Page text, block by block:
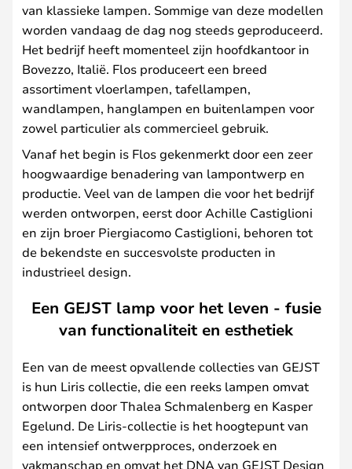
van klassieke lampen. Sommige van deze modellen
worden vandaag de dag nog steeds geproduceerd.
Het bedrijf heeft momenteel zijn hoofdkantoor in
Bovezzo, Italië. Flos produceert een breed
assortiment vloerlampen, tafellampen,
wandlampen, hanglampen en buitenlampen voor
zowel particulier als commercieel gebruik.
Vanaf het begin is Flos gekenmerkt door een zeer
hoogwaardige benadering van lampontwerp en
productie. Veel van de lampen die voor het bedrijf
werden ontworpen, eerst door Achille Castiglioni
en zijn broer Piergiacomo Castiglioni, behoren tot
de bekendste en succesvolste producten in
industrieel design.
Een GEJST lamp voor het leven - fusie
van functionaliteit en esthetiek
Een van de meest opvallende collecties van GEJST
is hun Liris collectie, die een reeks lampen omvat
ontworpen door Thalea Schmalenberg en Kasper
Egelund. De Liris-collectie is het hoogtepunt van
een intensief ontwerpproces, onderzoek en
vakmanschap en omvat het DNA van GEJST Design